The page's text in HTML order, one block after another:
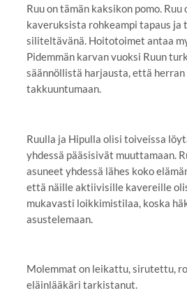
Ruu on tämän kaksikon pomo. Ruu
kaveruksista rohkeampi tapaus ja
siliteltävänä. Hoitotoimet antaa
Pidemmän karvan vuoksi Ruun
säännöllistä harjausta, että
takkuuntumaan.
Ruulla ja Hipulla olisi toiveissa
yhdessä pääsisivät muuttamaan.
asuneet yhdessä lähes koko
että näille aktiivisille kavereille
mukavasti loikkimistilaa, koska
asustelemaan.
Molemmat on leikattu, sirutettu,
eläinlääkäri tarkistanut.